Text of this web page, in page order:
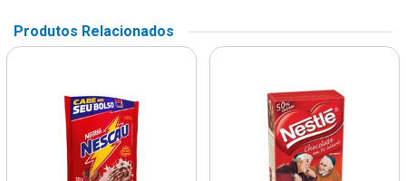
Produtos Relacionados